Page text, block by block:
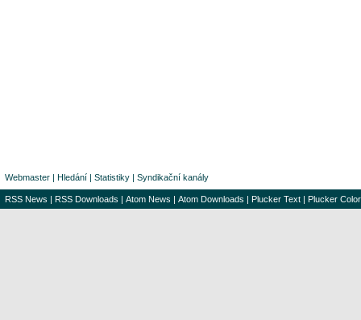
Webmaster | Hledání | Statistiky | Syndikační kanály
RSS News | RSS Downloads | Atom News | Atom Downloads | Plucker Text | Plucker Color